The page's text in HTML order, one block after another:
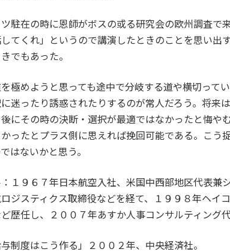
駐在の時に恩師がボスの或る研究会の欧州調査で
てくれ」というので講演したときのことを思い出
でもあった。
極めようと思っても途中で分岐する道や横切って
迷ったり誘惑されたりするのが常人だろう。将来
にその時の決断・選択が最適ではなかったと悔や
ったとプラス側に思えれば挽回可能である。こう
はないかと思う。
１９６７年日本航空入社、米国中西部地区代表兼
ジスティクス取締役などを経て、１９９８年ヘイ
歴任し、２００７年あすか人事コンサルティング
制度はこう作る」２００２年、中央経済社。